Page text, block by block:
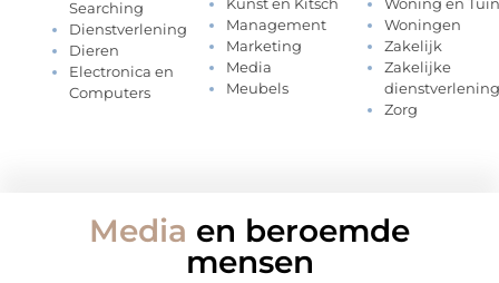
Searching
Dienstverlening
Dieren
Electronica en
Computers
Kunst en Kitsch
Management
Marketing
Media
Meubels
Woning en Tuin
Woningen
Zakelijk
Zakelijke
dienstverlening
Zorg
Media en beroemde
mensen